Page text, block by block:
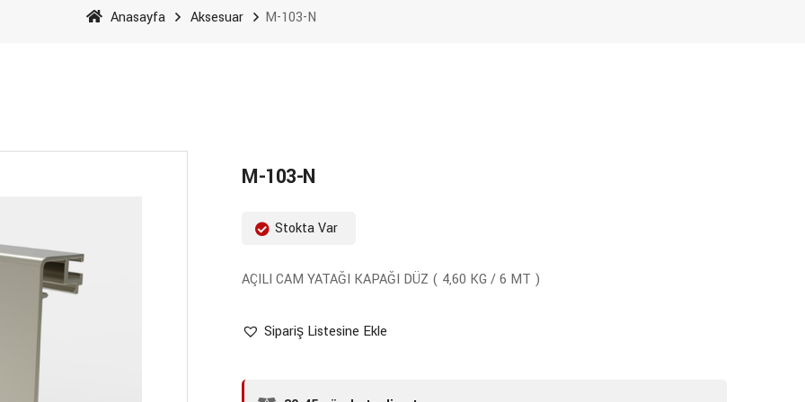
Anasayfa Aksesuar M-103-N
M-103-N
Stokta Var
AÇILI CAM YATAĞI KAPAĞI DÜZ ( 4,60 KG / 6 MT )
Sipariş Listesine Ekle